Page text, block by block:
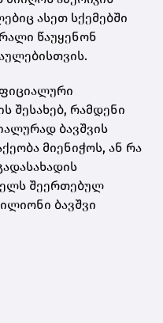
ასეთ სქემებში
წაუყენონ
შესახებ, რამდენი
ბავშვის
მიენიჭოს, ან რა
შეერთებულ
ბავშვი